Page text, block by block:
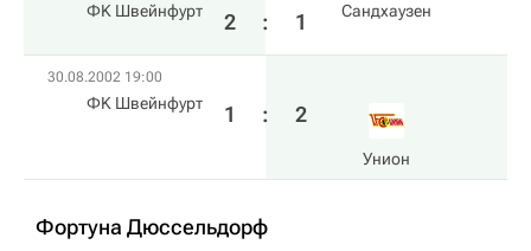
ФK Швейнфурт 2 : 1 Сандхаузен
30.08.2002 19:00
ФK Швейнфурт 1 : 2
Унион
Фортуна Дюссельдорф